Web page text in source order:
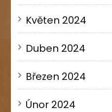
Květen 2024
Duben 2024
Březen 2024
Únor 2024